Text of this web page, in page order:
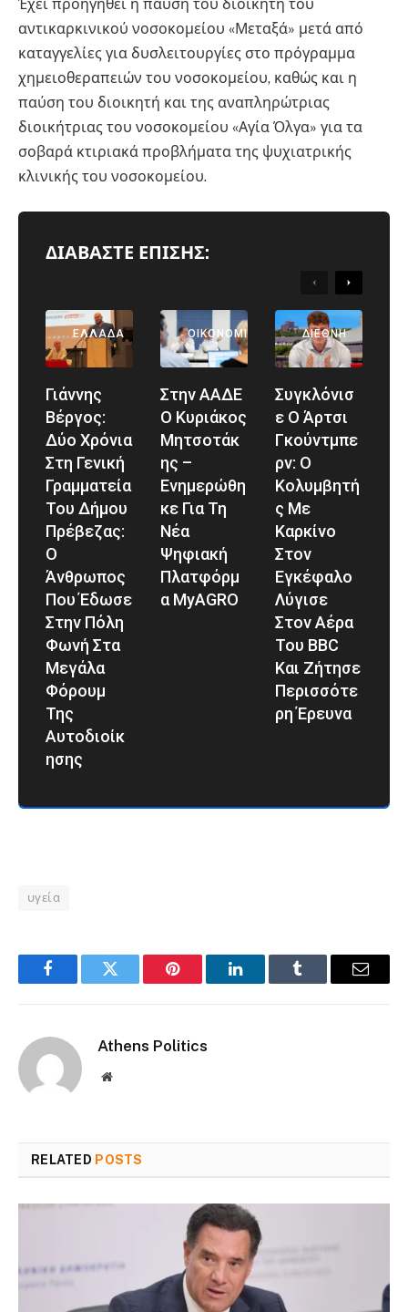
Έχει προηγηθεί η παύση του διοικητή του
αντικαρκινικού νοσοκομείου «Μεταξά» μετά από
καταγγελίες για δυσλειτουργίες στο πρόγραμμα
χημειοθεραπειών του νοσοκομείου, καθώς και η
παύση του διοικητή και της αναπληρώτριας
διοικήτριας του νοσοκομείου «Αγία Όλγα» για τα
σοβαρά κτιριακά προβλήματα της ψυχιατρικής
κλινικής του νοσοκομείου.
ΔΙΑΒΑΣΤΕ ΕΠΙΣΗΣ:
PreviousNext
ΕΛΛΆΔΑ
Γιάννης
Βέργος:
Δύο Χρόνια
Στη Γενική
Γραμματεία
Του Δήμου
Πρέβεζας:
Ο
Άνθρωπος
Που Έδωσε
Στην Πόλη
Φωνή Στα
Μεγάλα
Φόρουμ
Της
Αυτοδιοίκ
Ησης
ΟΙΚΟΝΟΜΊΑ
Στην ΑΑΔΕ
Ο Κυριάκος
Μητσοτάκ
Ης –
Ενημερώθη
Κε Για Τη
Νέα
Ψηφιακή
Πλατφόρμ
Α MyAGRO
ΔΙΕΘΝΉ
Συγκλόνισ
Ε Ο Άρτσι
Γκούντμπε
Ρν: Ο
Κολυμβητή
Σ Με
Καρκίνο
Στον
Εγκέφαλο
Λύγισε
Στον Αέρα
Του BBC
Και Ζήτησε
Περισσότε
Ρη Έρευνα
υγεία
FacebookTwitter Pinterest LinkedInTumblr Email
Athens Politics
Website
RELATED POSTS